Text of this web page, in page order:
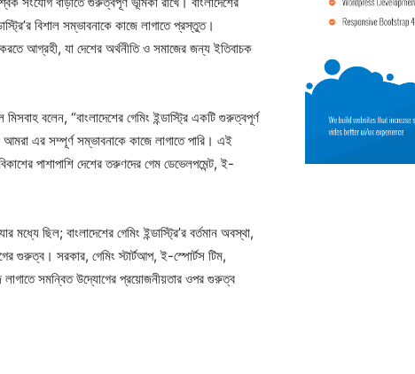
বিশাল সম্ভাবনাকে কাজে লাগাতে প্রস্তুত।
করতে আগ্রহী, যা দেশের অর্থনীতি ও সমাজের জন্য ইতিবাচক
বলেন, “বাংলাদেশের গেমিং ইন্ডাস্ট্রি একটি গুরুত্বপূর্ণ
এর সম্পূর্ণ সম্ভাবনাকে কাজে লাগাতে পারি। এই
পাশাপাশি দেশের তরুণদের গেম ডেভেলপমেন্ট, ই-
ছিল; বাংলাদেশের গেমিং ইন্ডাস্ট্রি’র বর্তমান অবস্থা,
গুরুত্ব। সরকার, গেমিং স্টার্টআপ, ই-স্পোর্টস টিম,
লাগাতে সমন্বিত উদ্যোগের প্রয়োজনীয়তার ওপর গুরুত্ব